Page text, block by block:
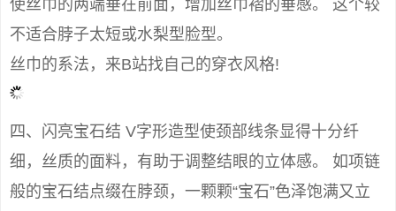
使丝巾的两端垂在前面，增加丝巾褶的垂感。 这个较
不适合脖子太短或水梨型脸型。
丝巾的系法，来B站找自己的穿衣风格!
四、闪亮宝石结 V字形造型使颈部线条显得十分纤
细，丝质的面料，有助于调整结眼的立体感。 如项链
般的宝石结点缀在脖颈，一颗颗“宝石”色泽饱满又立